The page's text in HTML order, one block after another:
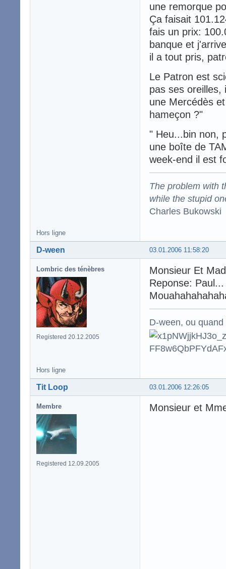
une remorque
Ça faisait
fais un prix:
banque et
il a tout pris,
Le Patron est
pas ses oreilles,
une Mercédès
hameçon ?"
" Heu...bin non,
une boîte de
week-end il est
The problem with
while the stupid
Charles Bukowski
Hors ligne
03.01.2006 11:58:20
D-ween
Lombric des ténèbres
Registered 20.12.2005
Monsieur Et
Reponse: Paul...
D-ween, ou
Hors ligne
03.01.2006 12:26:05
Tit Loop
Membre
Registered 12.09.2005
Monsieur et